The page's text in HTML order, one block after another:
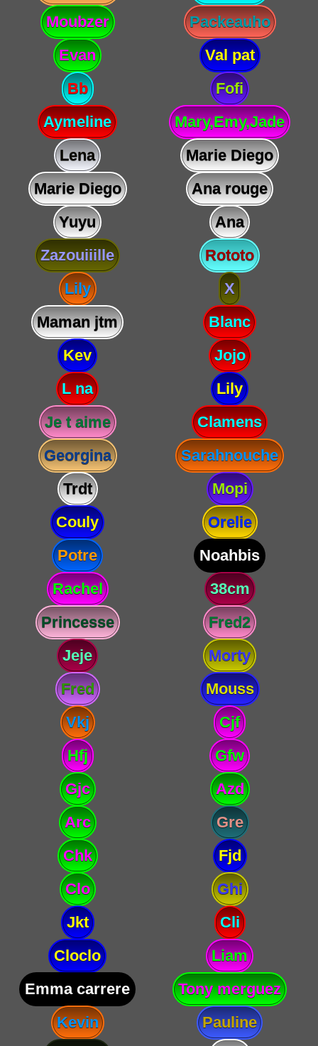
Moubzer
Packeauho
Evan
Val pat
Bb
Fofi
Aymeline
Mary,Emy,Jade
Lena
Marie Diego
Marie Diego
Ana rouge
Yuyu
Ana
Zazouiiille
Rototo
Lily
X
Maman jtm
Blanc
Kev
Jojo
L na
Lily
Je t aime
Clamens
Georgina
Sarahnouche
Trdt
Mopi
Couly
Orelie
Potre
Noahbis
Rachel
38cm
Princesse
Fred2
Jeje
Morty
Fred
Mouss
Vkj
Cjf
Hfj
Gfw
Gjc
Azd
Arc
Gre
Chk
Fjd
Clo
Ghi
Jkt
Cli
Cloclo
Liam
Emma carrere
Tony merguez
Kevin
Pauline